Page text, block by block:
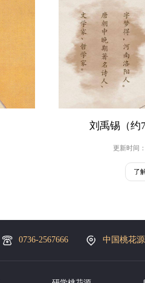
刘禹锡（约
更新时间
了
0736-2567666 中国桃花